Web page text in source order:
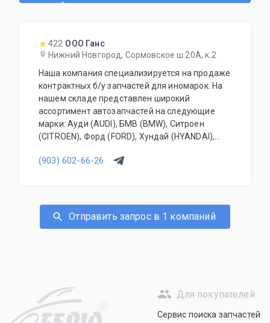
422 ООО Ганс
Нижний Новгород, Сормовское ш.20А, к.2
Наша компания специализируется на продаже
контрактных б/у запчастей для иномарок. На
нашем складе представлен широкий
ассортимент автозапчастей на следующие
марки: Ауди (AUDI), БМВ (BMW), Ситроен
(CITROEN), Форд (FORD), Хундай (HYANDAI),
(MERCEDES-BENZ), Митсубиси (MITSUBISHI),
многие другие; Склад регулярно пополняется!
(903) 602-66-26
Отправить запрос в 1 компаний
R
Для покупателей
Сервис поиска запчастей